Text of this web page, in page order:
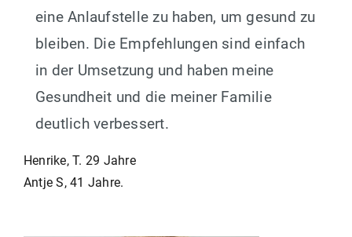
eine Anlaufstelle zu haben, um gesund zu
bleiben. Die Empfehlungen sind einfach
in der Umsetzung und haben meine
Gesundheit und die meiner Familie
deutlich verbessert.
Beitragsnavigation
Henrike, T. 29 Jahre
Antje S, 41 Jahre.